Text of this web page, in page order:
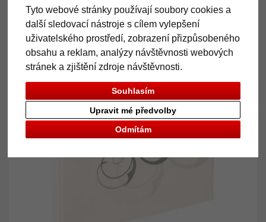
Tyto webové stránky používají soubory cookies a
další sledovací nástroje s cílem vylepšení
uživatelského prostředí, zobrazení přizpůsobeného
obsahu a reklam, analýzy návštěvnosti webových
stránek a zjištění zdroje návštěvnosti.
Souhlasím
Odmítám
Upravit mé předvolby